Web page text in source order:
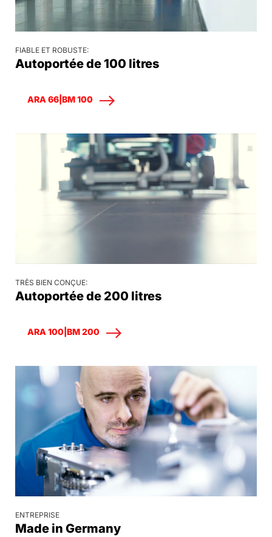
FIABLE ET ROBUSTE:
Autoportée de 100 litres
ARA 66|BM 100
TRÈS BIEN CONÇUE:
Autoportée de 200 litres
ARA 100|BM 200
ENTREPRISE
Made in Germany